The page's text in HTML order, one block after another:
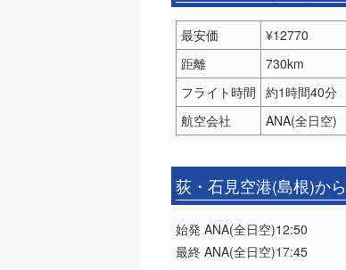
最安価
¥12770
距離
730km
フライト時間 約1時間40分
航空会社
ANA(全日空)
荻・石見空港(島根)か
始発 ANA(全日空)12:50
最終 ANA(全日空)17:45